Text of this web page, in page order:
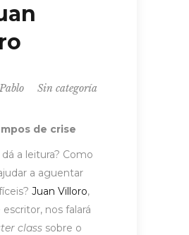
Pablo Sin categoría
de crise
a leitura? Como
a aguentar
Juan Villoro,
escritor, nos falará
class sobre o